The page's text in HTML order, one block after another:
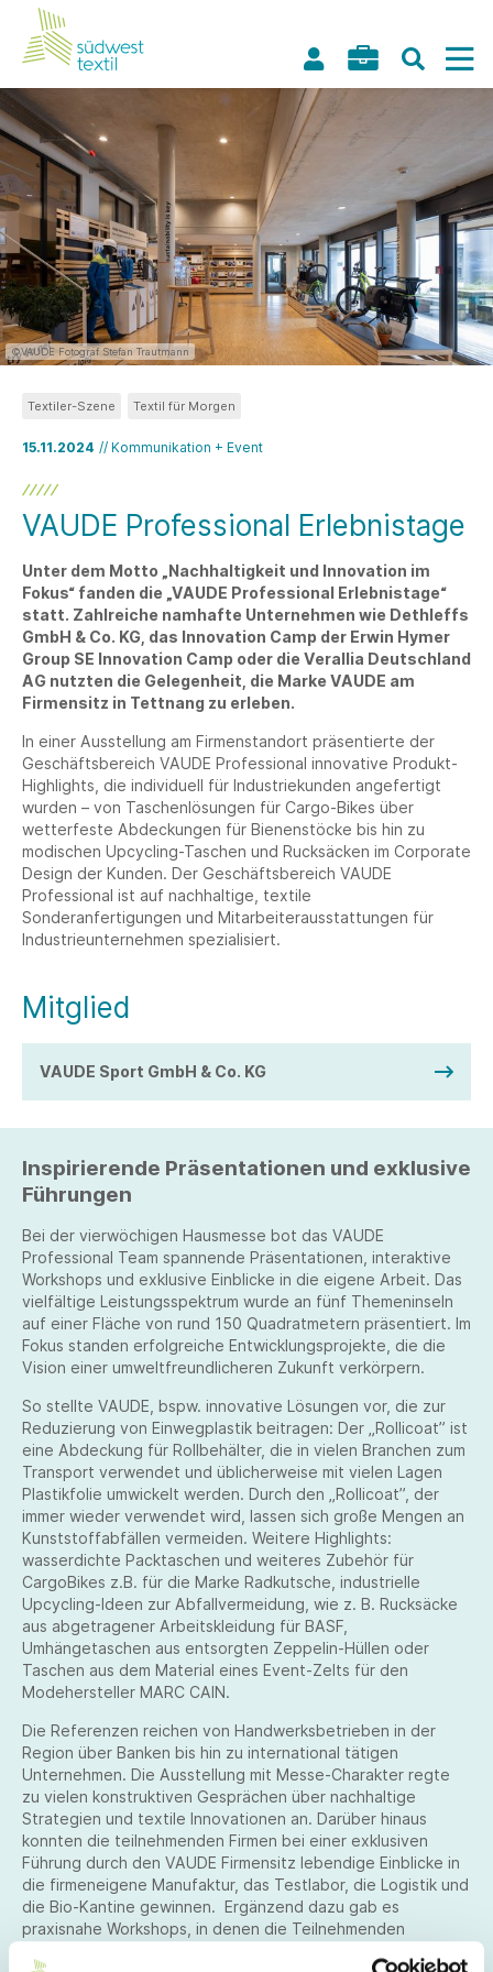
©VAUDE Fotograf Stefan Trautmann
15.11.2024 // Kommunikation + Event
Textiler-Szene Textil für Morgen
VAUDE Professional Erlebnistage
Unter dem Motto „Nachhaltigkeit und Innovation im
Fokus“ fanden die „VAUDE Professional Erlebnistage“
statt. Zahlreiche namhafte Unternehmen wie Dethleffs
GmbH & Co. KG, das Innovation Camp der Erwin Hymer
Group SE Innovation Camp oder die Verallia Deutschland
AG nutzten die Gelegenheit, die Marke VAUDE am
Firmensitz in Tettnang zu erleben.
In einer Ausstellung am Firmenstandort präsentierte der
Geschäftsbereich VAUDE Professional innovative Produkt-
Highlights, die individuell für Industriekunden angefertigt
wurden – von Taschenlösungen für Cargo-Bikes über
wetterfeste Abdeckungen für Bienenstöcke bis hin zu
modischen Upcycling-Taschen und Rucksäcken im Corporate
Design der Kunden. Der Geschäftsbereich VAUDE
Professional ist auf nachhaltige, textile
Sonderanfertigungen und Mitarbeiterausstattungen für
Industrieunternehmen spezialisiert.
Mitglied
VAUDE Sport GmbH & Co. KG
Inspirierende Präsentationen und exklusive
Führungen
Bei der vierwöchigen Hausmesse bot das VAUDE
Professional Team spannende Präsentationen, interaktive
Workshops und exklusive Einblicke in die eigene Arbeit. Das
vielfältige Leistungsspektrum wurde an fünf Themeninseln
auf einer Fläche von rund 150 Quadratmetern präsentiert. Im
Fokus standen erfolgreiche Entwicklungsprojekte, die die
Vision einer umweltfreundlicheren Zukunft verkörpern.
So stellte VAUDE, bspw. innovative Lösungen vor, die zur
Reduzierung von Einwegplastik beitragen: Der „Rollicoat” ist
eine Abdeckung für Rollbehälter, die in vielen Branchen zum
Transport verwendet und üblicherweise mit vielen Lagen
Plastikfolie umwickelt werden. Durch den „Rollicoat”, der
immer wieder verwendet wird, lassen sich große Mengen an
Kunststoffabfällen vermeiden. Weitere Highlights:
wasserdichte Packtaschen und weiteres Zubehör für
CargoBikes z.B. für die Marke Radkutsche, industrielle
Upcycling-Ideen zur Abfallvermeidung, wie z. B. Rucksäcke
aus abgetragener Arbeitskleidung für BASF,
Umhängetaschen aus entsorgten Zeppelin-Hüllen oder
Taschen aus dem Material eines Event-Zelts für den
Modehersteller MARC CAIN.
Die Referenzen reichen von Handwerksbetrieben in der
Region über Banken bis hin zu international tätigen
Unternehmen. Die Ausstellung mit Messe-Charakter regte
zu vielen konstruktiven Gesprächen über nachhaltige
Strategien und textile Innovationen an. Darüber hinaus
konnten die teilnehmenden Firmen bei einer exklusiven
Führung durch den VAUDE Firmensitz lebendige Einblicke in
die firmeneigene Manufaktur, das Testlabor, die Logistik und
die Bio-Kantine gewinnen. Ergänzend dazu gab es
praxisnahe Workshops, in denen die Teilnehmenden